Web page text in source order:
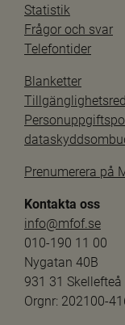
Statistik
Frågor och svar
Telefontider
Blanketter
Prenumerera på
Kontakta oss
info@mfof.se
010-190 11 00
Nygatan 40B
931 31 Skellefteå
Orgnr: 202100-